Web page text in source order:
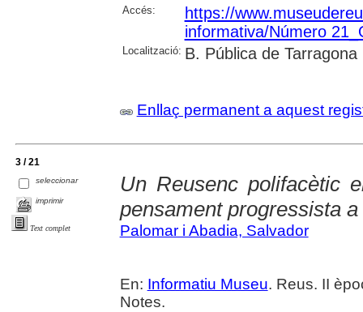
Accés:
https://
informativa/Número
Localització: B. Pública de Tarragona
Enllaç permanent a aquest
3 / 21
seleccionar
imprimir
Text complet
Un Reusenc polifacètic
pensament progressista
Palomar i Abadia, Salvador
En: Informatiu Museu. Reus. II
Notes.